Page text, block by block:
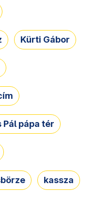
Kürti Gábor
pápa tér
kassza